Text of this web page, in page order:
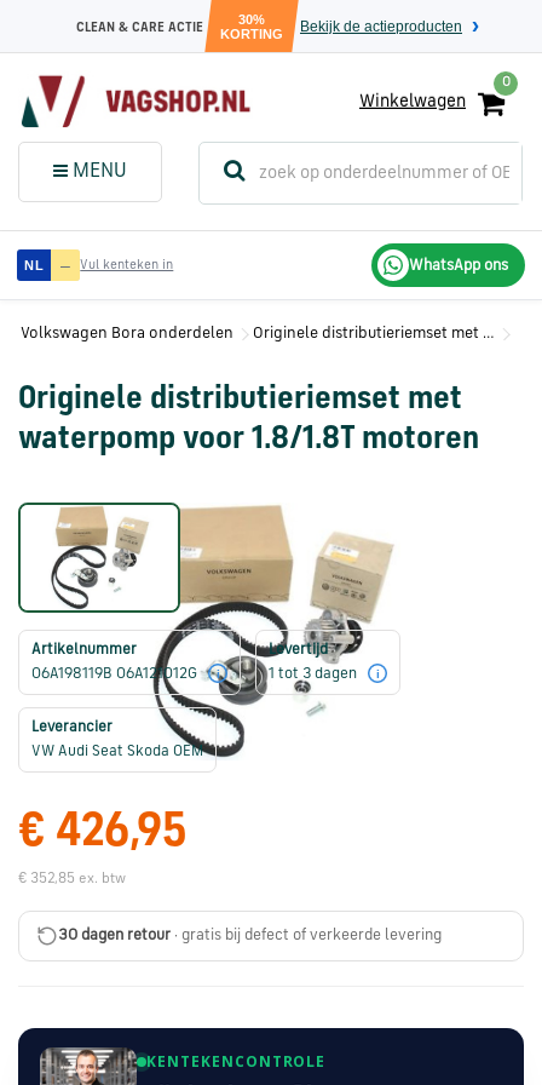
CLEAN & CARE ACTIE
30%
KORTING
Bekijk de actieproducten
0
Winkelwagen
MENU
Menu (Sluit dit
menuvenster)
Audi
onderdelen
onderdelen
Škoda
onderdelen
CUPRA
onderdelen
Zomeraanbiedingen
Kunnen
je
helpen?
Stel
je
vraag
NL — Vul kenteken in WhatsApp ons
Volkswagen Bora onderdelen Originele distributieriemset met waterpomp voor 1.8/1.8T motoren
Originele distributieriemset met
waterpomp voor 1.8/1.8T motoren
Artikelnummer
06A198119B 06A121012G
i
Levertijd
1 tot 3 dagen
i
Leverancier
VW Audi Seat Skoda OEM
€ 426,95
€ 352,85 ex. btw
30 dagen retour · gratis bij defect of verkeerde levering
KENTEKENCONTROLE